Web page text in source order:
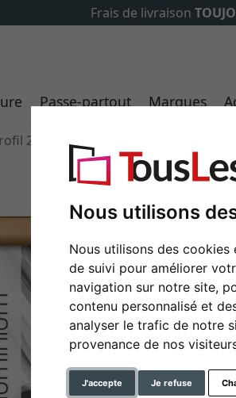
Nous utilisons
Nous utilisons des
de suivi pour améliorer
navigation sur notre site,
contenu personnalisé et
analyser le trafic de notre
provenance de nos
J'accepte Je refuse
✓500 000
Passe-partout Marques
225